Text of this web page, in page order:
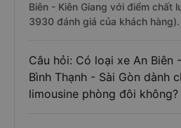
Biên - Kiên Giang với điểm chất
3930 đánh giá của khách hàng).
Câu hỏi: Có loại xe An Biên
Bình Thạnh - Sài Gòn dành
limousine phòng đôi không?